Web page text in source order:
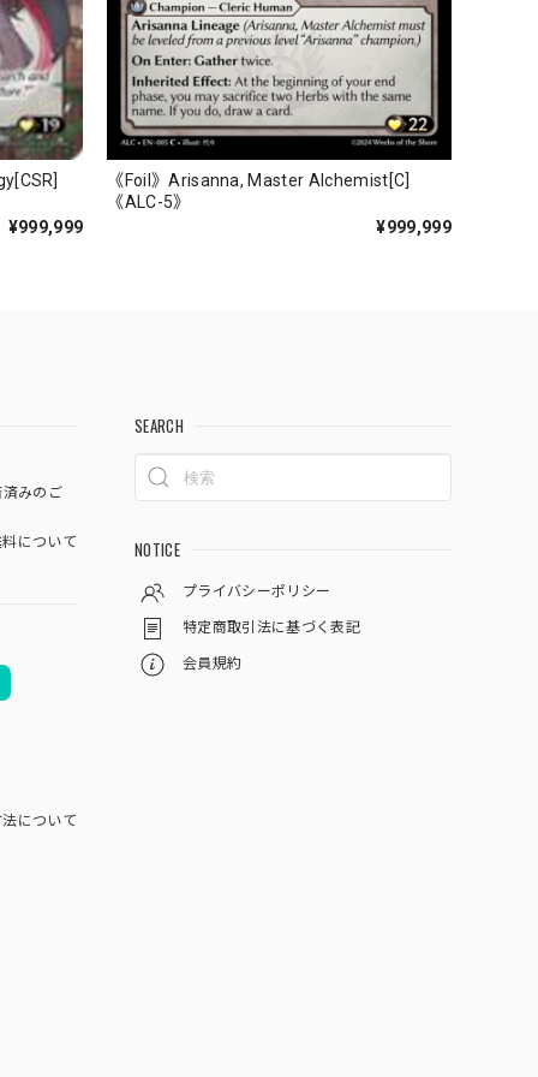
¥999,999
《Foil》Arisanna, Master Alchemist[C]
《ALC-5》
¥999,999
みのご
について
について
SEARCH
NOTICE
プライバシーポリシー
特定商取引法に基づく表記
会員規約